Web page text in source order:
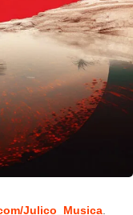
Julico_Musica.